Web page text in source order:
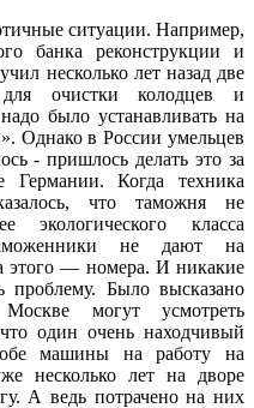
ситуации. Например,
банка реконструкции и
несколько лет назад две
очистки колодцев и
было устанавливать на
Однако в России умельцев
- пришлось делать это за
Когда техника
что таможня не
экологического класса
не дают на
— номера. И никакие
проблему. Было высказано
могут усмотреть
один очень находчивый
обе машины на работу на
несколько лет на дворе
А ведь потрачено на них